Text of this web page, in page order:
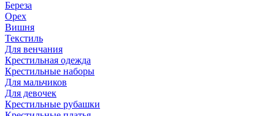
Береза
Орех
Вишня
Текстиль
Для венчания
Крестильная одежда
Крестильные наборы
Для мальчиков
Для девочек
Крестильные рубашки